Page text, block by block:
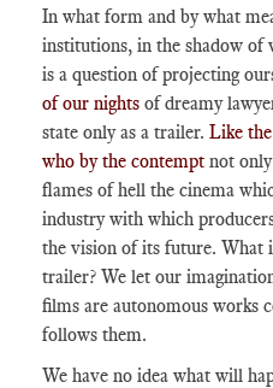
In what form and by what
institutions, in the shadow of
is a question of projecting
of our nights of dreamy
state only as a trailer. Like
who by the contempt not
flames of hell the cinema
industry with which
the vision of its future. What
trailer? We let our
films are autonomous works
follows them.
We have no idea what will